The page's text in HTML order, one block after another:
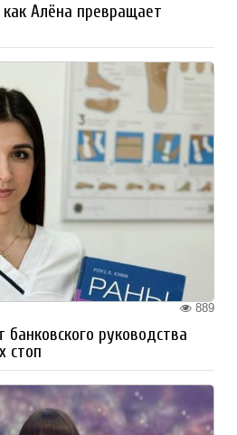
Алёна превращает
889
руководства
стоп